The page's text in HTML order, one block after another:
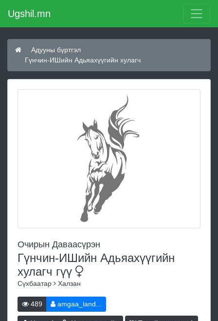
Ugshil.mn
Адууны бүртгэл
Гүнчин-ИШийн Адьяахүүгийн хулагч
Очирын Даваасүрэн
Гүнчин-ИШийн Адьяахүүгийн
хулагч гүү
Сүхбаатар Халзан
489 amgaa_land...